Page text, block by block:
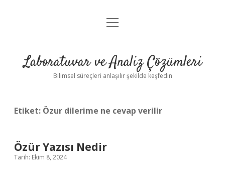
Anasayfa
Yasal Uyarı
menüyü
Laboratuvar ve Analiz Çözümleri
Bilimsel süreçleri anlaşılır şekilde keşfedin
Etiket: Özur dilerime ne cevap verilir
Özür Yazısı Nedir
Tarih: Ekim 8, 2024